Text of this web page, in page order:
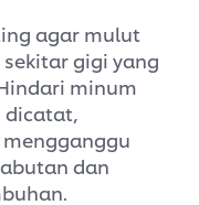
agar mulut
gigi yang
minum
dan